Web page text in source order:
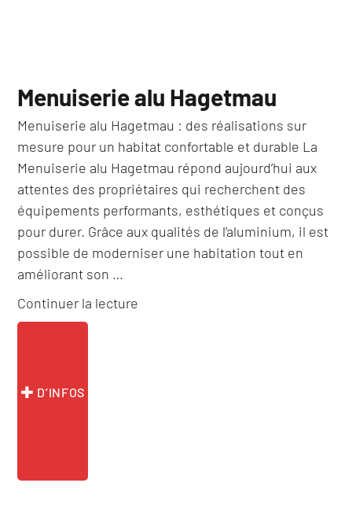
Menuiserie alu Hagetmau
Menuiserie alu Hagetmau : des réalisations sur
mesure pour un habitat confortable et durable La
Menuiserie alu Hagetmau répond aujourd’hui aux
attentes des propriétaires qui recherchent des
équipements performants, esthétiques et conçus
pour durer. Grâce aux qualités de l’aluminium, il est
possible de moderniser une habitation tout en
améliorant son …
Continuer la lecture
D’INFOS